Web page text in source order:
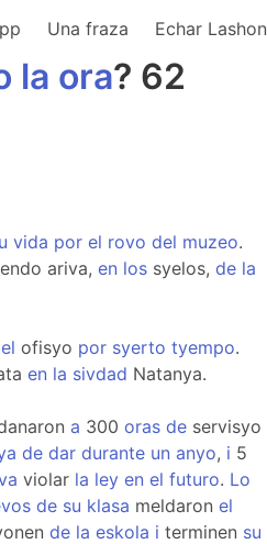
Una fraza Echar Lashon
la ora? 62
vida por el rovo del muzeo.
ariva, en los syelos, de la
ofisyo por syerto tyempo.
en la sivdad Natanya.
a 300 oras de servisyo
de dar durante un anyo, i 5
violar la ley en el futuro. Lo
de su klasa meldaron el
de la eskola i terminen su